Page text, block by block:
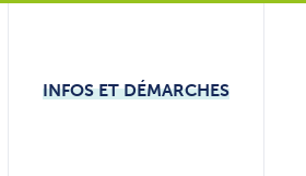
INFOS ET DÉMARCHES